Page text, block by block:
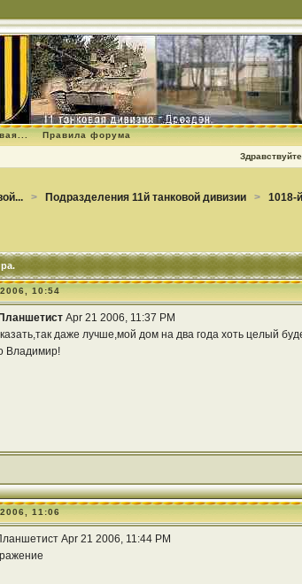
Правила форума
> Подразделения 11й танковой дивизии > 1018-
10:54
ПланшетистApr 21 2006, 11:37 PM
даже лучше,мой дом на два года хоть целый
Владимир!
11:06
Apr 21 2006, 11:44 PM